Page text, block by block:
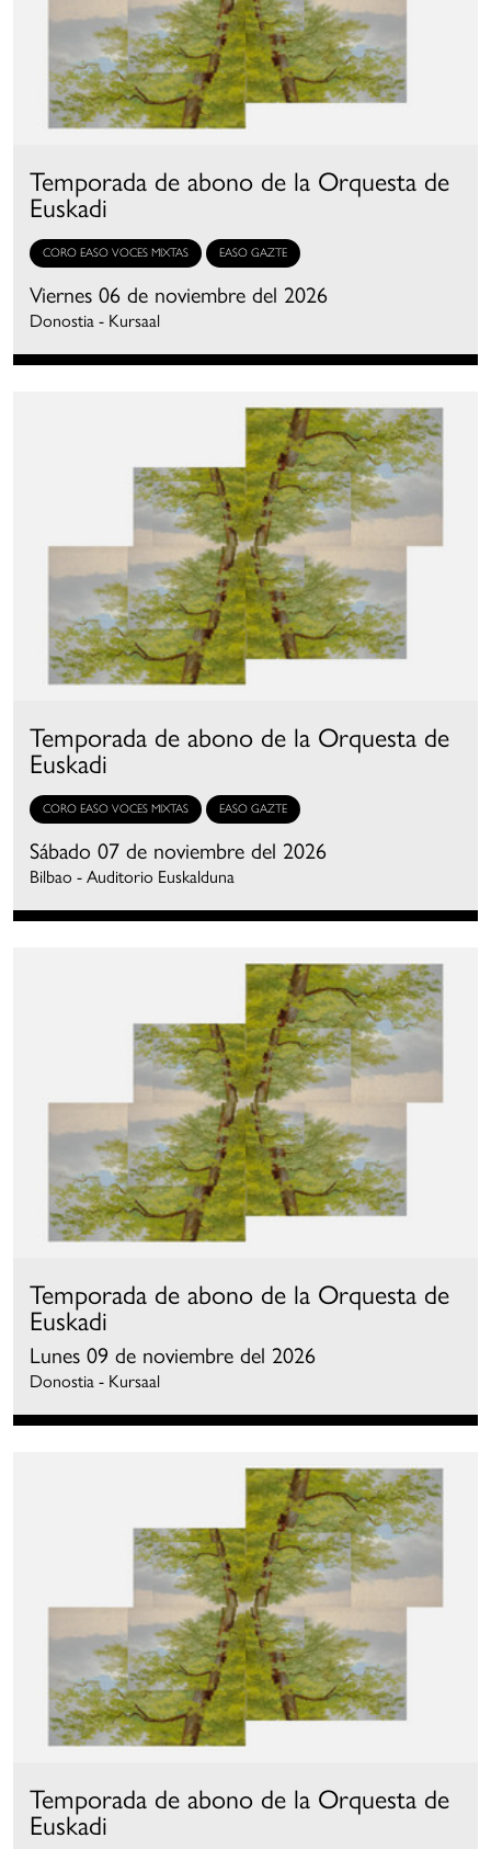
Temporada de abono de la Orquesta de
Euskadi
CORO EASO VOCES MIXTAS EASO GAZTE
Viernes 06 de noviembre del 2026
Donostia - Kursaal
Temporada de abono de la Orquesta de
Euskadi
CORO EASO VOCES MIXTAS EASO GAZTE
Sábado 07 de noviembre del 2026
Bilbao - Auditorio Euskalduna
Temporada de abono de la Orquesta de
Euskadi
Lunes 09 de noviembre del 2026
Donostia - Kursaal
Temporada de abono de la Orquesta de
Euskadi